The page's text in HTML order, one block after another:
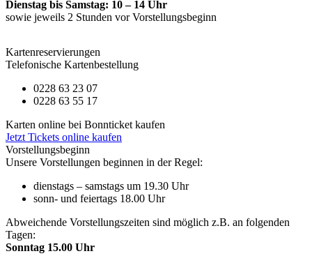
Dienstag bis Samstag: 10 – 14 Uhr
sowie jeweils 2 Stunden vor Vorstellungsbeginn
Kartenreservierungen
Telefonische Kartenbestellung
0228 63 23 07
0228 63 55 17
Karten online bei Bonnticket kaufen
Jetzt Tickets online kaufen
Vorstellungsbeginn
Unsere Vorstellungen beginnen in der Regel:
dienstags – samstags um 19.30 Uhr
sonn- und feiertags 18.00 Uhr
Abweichende Vorstellungszeiten sind möglich z.B. an folgenden
Tagen:
Sonntag 15.00 Uhr